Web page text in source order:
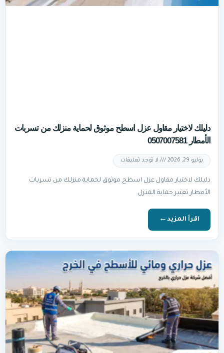
دليلك لاختيار مقاول عزل اسطح موثوق لحماية منزلك من تسربات
الأمطار 0507007581
يوليو 29, 2026 لا توجد تعليقات
دليلك لاختيار مقاول عزل اسطح موثوق لحماية منزلك من تسربات
الأمطار تعتبر حماية المنزل
اقرأ المزيد